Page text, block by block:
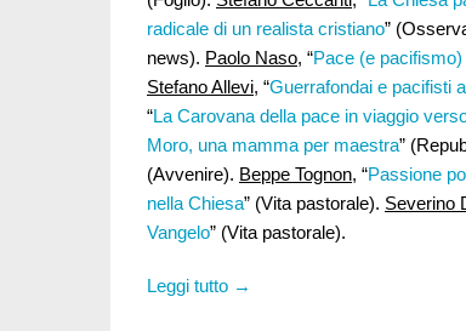
radicale di un realista cristiano”
news). Paolo Naso, “Pace (e
Stefano Allevi, “Guerrafondai e pacifisti
“La Carovana della pace in viaggio
Moro, una mamma per maestra”
(Avvenire). Beppe Tognon, “Passione
nella Chiesa” (Vita pastorale). Severino
Vangelo” (Vita pastorale).
Leggi tutto →